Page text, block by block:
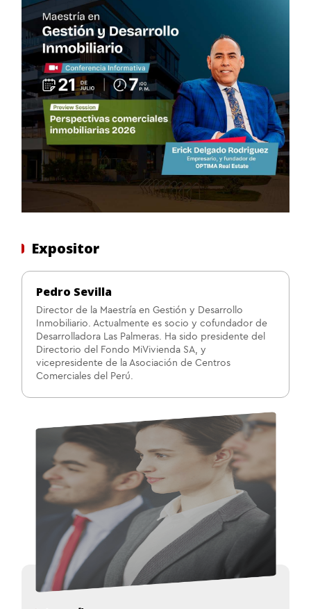
Expositor
Pedro Sevilla
Director de la Maestría en Gestión y Desarrollo
Inmobiliario. Actualmente es socio y cofundador de
Desarrolladora Las Palmeras. Ha sido presidente del
Directorio del Fondo MiVivienda SA, y
vicepresidente de la Asociación de Centros
Comerciales del Perú.